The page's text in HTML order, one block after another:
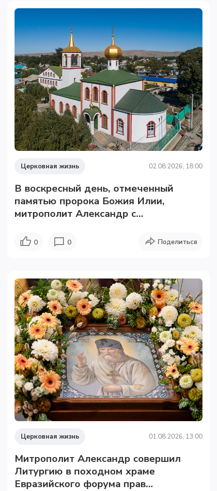
Церковная жизнь 02.08.2026, 18:00
В воскресный день, отмеченный
памятью пророка Божия Илии,
митрополит Александр с...
0 0 Поделиться
Церковная жизнь 01.08.2026, 13:00
Митрополит Александр совершил
Литургию в походном храме
Евразийского форума прав...